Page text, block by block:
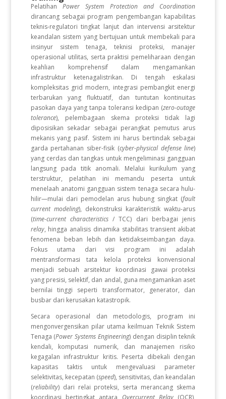
PelatihanPower System Protection and Coordination
dirancang sebagai program pengembangan kapabilitas
teknis-regulatori tingkat lanjut dan intervensi arsitektur
keandalan sistem yang bertujuan untuk membekali para
insinyur sistem tenaga, teknisi proteksi, manajer
operasional utilitas, serta praktisi pemeliharaan dengan
keahlian komprehensif dalam mengamankan
infrastruktur ketenagalistrikan. Di tengah eskalasi
kompleksitas grid modern, integrasi pembangkit energi
terbarukan yang fluktuatif, dan tuntutan kontinuitas
pasokan daya yang tanpa toleransi kedipan (zero-outage
tolerance), pelembagaan skema proteksi tidak lagi
diposisikan sekadar sebagai perangkat pemutus arus
mekanis yang pasif. Sistem ini harus bertindak sebagai
garda pertahanan siber-fisik (cyber-physical defense line)
yang cerdas dan tangkas untuk mengeliminasi gangguan
langsung pada titik anomali. Melalui kurikulum yang
terstruktur, pelatihan ini memandu peserta untuk
menelaah anatomi gangguan sistem tenaga secara hulu-
hilir—mulai dari pemodelan arus hubung singkat (fault
current modeling), dekonstruksi karakteristik waktu-arus
(time-current characteristics/ TCC) dari berbagai jenis
relay, hingga analisis dinamika stabilitas transient akibat
fenomena beban lebih dan ketidakseimbangan daya.
Fokus utama dari visi program ini adalah
mentransformasi tata kelola proteksi konvensional
menjadi sebuah arsitektur koordinasi gawai proteksi
yang presisi, selektif, dan andal, guna mengamankan aset
bernilai tinggi seperti transformator, generator, dan
busbar dari kerusakan katastropik.
Secara operasional dan metodologis, program ini
mengonvergensikan pilar utama keilmuan Teknik Sistem
Tenaga (Power Systems Engineering) dengan disiplin teknik
kendali, komputasi numerik, dan manajemen risiko
kegagalan infrastruktur kritis. Peserta dibekali dengan
kapasitas taktis untuk mengevaluasi parameter
selektivitas, kecepatan (speed), sensitivitas, dan keandalan
(reliability) dari relai proteksi, serta merancang skema
koordinasi bertingkat antara Overcurrent Relay(OCR),